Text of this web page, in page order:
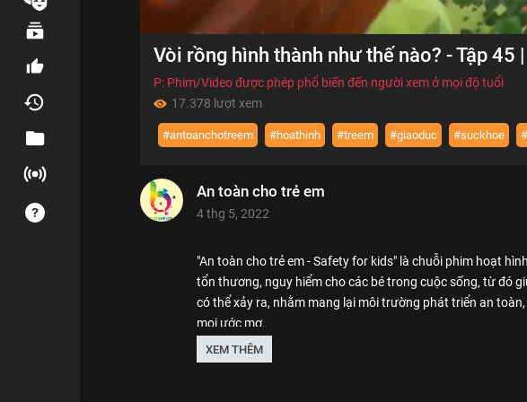
Volume
70%
Vòi rồng hình thành như thế nào? - Tập 45
P: Phim/Video được phép phổ biến đến người xem ở mọi độ tuổi
17.378 lượt xem
#antoanchotreem #hoathinh #treem #giaoduc #suckhoe
An toàn cho trẻ em
4 thg 5, 2022
"An toàn cho trẻ em - Safety for kids" là chuỗi phim hoạt
tổn thương, nguy hiểm cho các bé trong cuộc sống, từ đó
có thể xảy ra, nhằm mang lại môi trường phát triển an
mọi ước mơ.
We care about safety of children. SK VN provide free
XEM THÊM